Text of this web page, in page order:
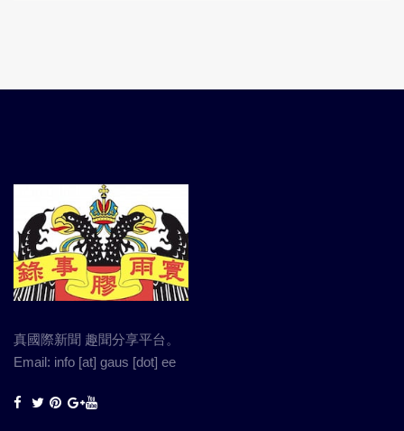
真國際新聞 趣聞分享平台。
Email: info [at] gaus [dot] ee